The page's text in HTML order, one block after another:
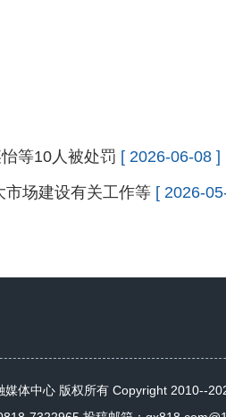
等10人被处罚 [ 2026-06-08 ]
场建设有关工作等 [ 2026-
媒体中心 版权所有 Copyright 2010--